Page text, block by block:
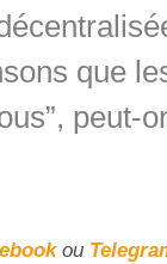
que
peut-
ou